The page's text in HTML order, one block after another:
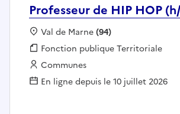
Professeur de HIP HOP
Localisation :
Val de Marne(94)
Fonction publique :
Fonction publique Territoriale
Employeur :
Communes
En ligne depuis le 10 juillet 2026